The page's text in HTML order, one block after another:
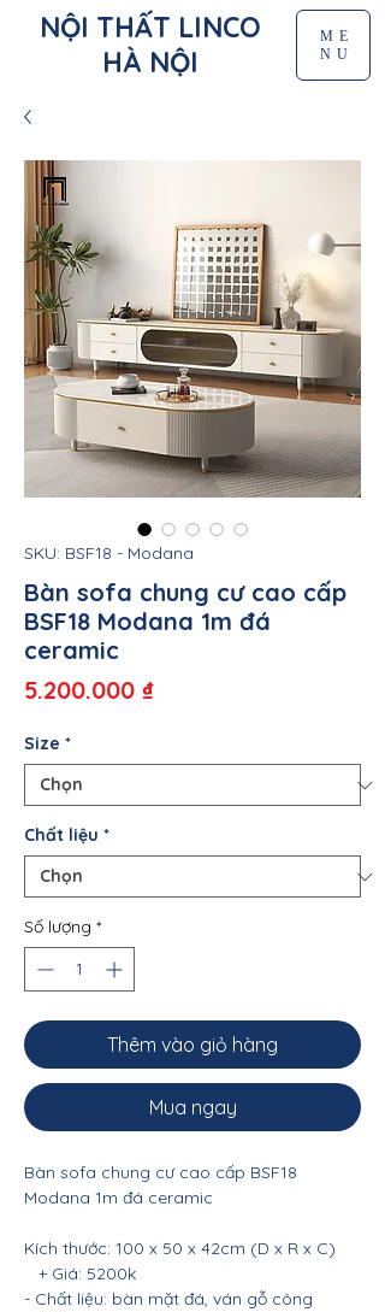
NỘI THẤT LINCO
HÀ NỘI
ME
NU
SKU: BSF18 - Modana
Bàn sofa chung cư cao cấp
BSF18 Modana 1m đá
ceramic
5.200.000 ₫Giá
Size *
Chất liệu *
Số lượng *
Thêm vào giỏ hàng
Mua ngay
Bàn sofa chung cư cao cấp BSF18
Modana 1m đá ceramic
Kích thước: 100 x 50 x 42cm (D x R x C)
+ Giá: 5200k
- Chất liệu: bàn mặt đá, ván gỗ công